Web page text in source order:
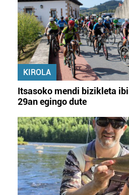
KIROLA
Itsasoko mendi bizikleta
29an egingo dute